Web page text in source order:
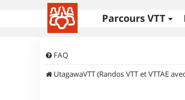
Parcours VTT
FAQ
UtagawaVTT (Randos VTT et VTTAE